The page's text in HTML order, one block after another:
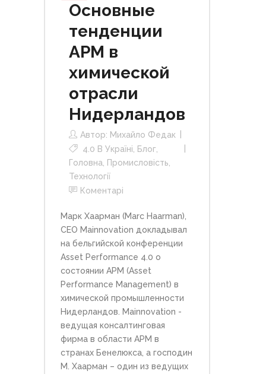
Основные
тенденции
АРМ в
химической
отрасли
Нидерландов
Автор: Михайло Федак
4.0 В Україні, Блог,
Головна, Промисловість,
Технології
Коментарі
Марк Хаарман (Marc Haarman),
СЕО Mainnovation докладывал
на бельгийской конференции
Asset Performance 4.0 о
состоянии АРМ (Asset
Performance Management) в
химической промышленности
Нидерландов. Mainnovation -
ведущая консалтинговая
фирма в области АРМ в
странах Бенелюкса, a господин
М. Хаарман – один из ведущих